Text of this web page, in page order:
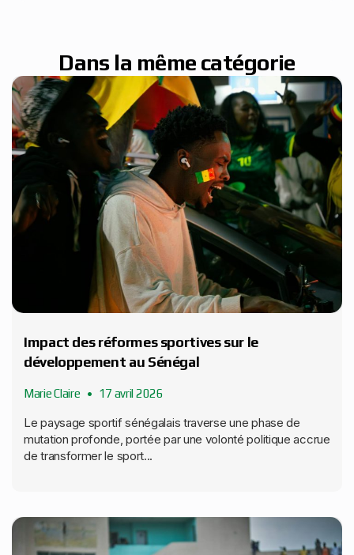
Dans la même catégorie
Impact des réformes sportives sur le
développement au Sénégal
Marie Claire 17 avril 2026
Le paysage sportif sénégalais traverse une phase de
mutation profonde, portée par une volonté politique accrue
de transformer le sport...